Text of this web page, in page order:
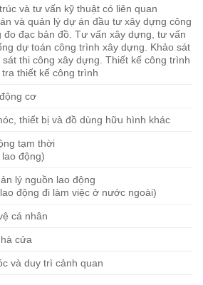
và tư vấn kỹ thuật có liên quan
và quản lý dự án đầu tư xây dựng công
đo đạc bản đồ. Tư vấn xây dựng, tư vấn
dự toán công trình xây dựng. Khảo sát
thi công xây dựng. Thiết kế công trình
thiết kế công trình
cơ
thiết bị và đồ dùng hữu hình khác
tạm thời
động)
lý nguồn lao động
động đi làm việc ở nước ngoài)
cá nhân
cửa
và duy trì cảnh quan